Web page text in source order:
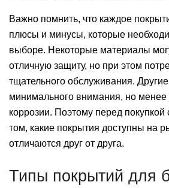
Важно помнить, что каждое
плюсы и минусы, которые
выборе. Некоторые материалы
отличную защиту, но при этом
тщательного обслуживания.
минимального внимания, но менее
коррозии. Поэтому перед покупкой
том, какие покрытия доступны на
отличаются друг от друга.
Типы покрытий для